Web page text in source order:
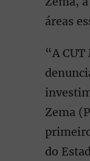
áreas
“A
Zema
do